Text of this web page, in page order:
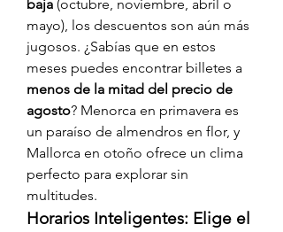
baja (octubre, noviembre, abril o
mayo), los descuentos son aún más
jugosos. ¿Sabías que en estos
menos de la mitad del precio de
agosto? Menorca en primavera es
un paraíso de almendros en flor, y
Mallorca en otoño ofrece un clima
perfecto para explorar sin
multitudes.
Horarios Inteligentes: Elige el